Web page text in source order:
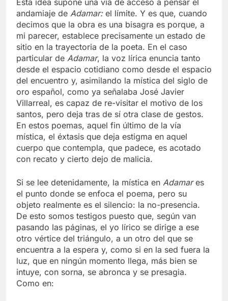
Esta idea supone una vía de acceso a pensar el
andamiaje de Adamar: el límite. Y es que, cuando
decimos que la obra es una bisagra es porque, a
mi parecer, establece precisamente un estado de
sitio en la trayectoria de la poeta. En el caso
particular de Adamar, la voz lírica enuncia tanto
desde el espacio cotidiano como desde el espacio
del encuentro y, asimilando la mística del siglo de
oro español, como ya señalaba José Javier
Villarreal, es capaz de re-visitar el motivo de los
santos, pero deja tras de sí otra clase de gestos.
En estos poemas, aquel fin último de la vía
mística, el éxtasis que deja estigma en aquel
cuerpo que contempla, que padece, es acotado
con recato y cierto dejo de malicia.
Si se lee detenidamente, la mística en Adamares
el punto donde se enfoca el poema, pero su
objeto realmente es el silencio: la no-presencia.
De esto somos testigos puesto que, según van
pasando las páginas, el yo lírico se dirige a ese
otro vértice del triángulo, a un otro del que se
encuentra a la espera y, como si en la sed fuera la
luz, que en ningún momento llega, más bien se
intuye, con sorna, se abronca y se presagia.
Como en: